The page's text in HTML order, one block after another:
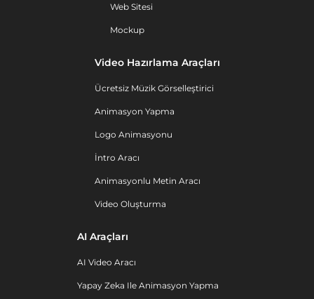
Web Sitesi
Mockup
Video Hazırlama Araçları
Ücretsiz Müzik Görselleştirici
Animasyon Yapma
Logo Animasyonu
İntro Aracı
Animasyonlu Metin Aracı
Video Oluşturma
AI Araçları
AI Video Aracı
Yapay Zeka Ile Animasyon Yapma